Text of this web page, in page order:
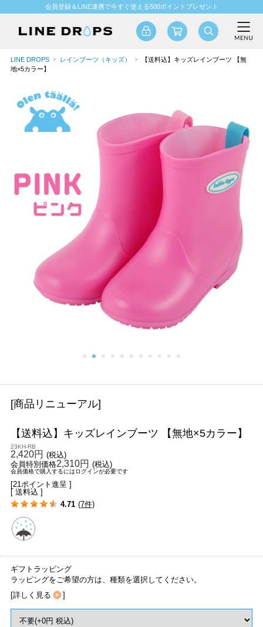
会員登録＆LINE連携で今すぐ使える500ポイントプレゼント
LINE DROPS レインブーツ（キッズ）
【送料込】キッズレインブーツ 【無
地×5カラー】
[商品リニューアル]
【送料込】キッズレインブーツ 【無地×5カラー】
23KH-RB
2,420円 (税込)
会員特別価格2,310円 (税込)
会員価格で購入するにはログインが必要です
[21ポイント進呈 ]
[ 送料込 ]
4.71 (7件)
ギフトラッピング
ラッピングをご希望の方は、種類を選択してください。
[詳しく見る ]